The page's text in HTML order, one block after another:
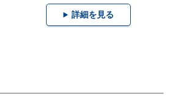
詳細を見る